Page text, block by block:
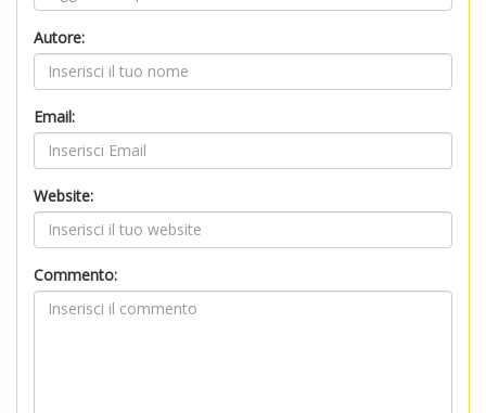
Autore:
Email:
Website:
Commento: